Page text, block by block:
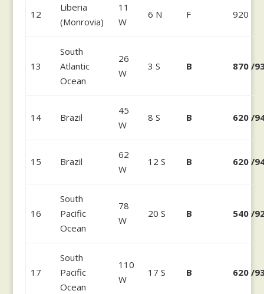
12
Liberia
(Monrovia)
11
W
6 N F 920
13
South
Atlantic
Ocean
26
W
3 S B 870 /
14 Brazil
45
W
8 S B 620 /
15 Brazil
62
W
12 S B 620 /
16
South
Pacific
Ocean
78
W
20 S B 540 /
17
South
Pacific
Ocean
110
W
17 S B 620 /